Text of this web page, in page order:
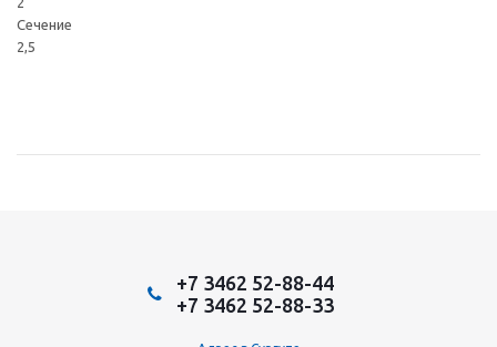
Сечение
2,5
+7 3462 52-88-44
+7 3462 52-88-33